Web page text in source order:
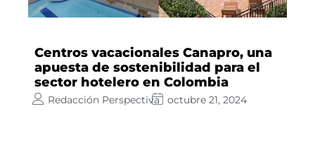
Centros vacacionales Canapro, una
apuesta de sostenibilidad para el
sector hotelero en Colombia
Redacción Perspectiva octubre 21, 2024